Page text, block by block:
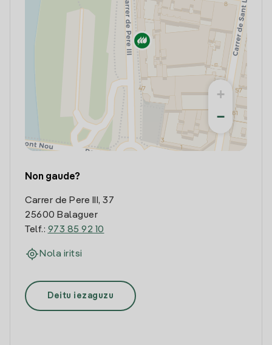
+
−
Non gaude?
Carrer de Pere III, 37
25600 Balaguer
Telf.: 973 85 92 10
Nola iritsi
Deitu iezaguzu